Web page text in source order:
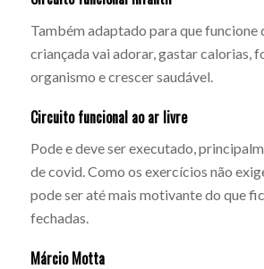
Também adaptado para que funcione
criançada vai adorar, gastar calorias,
organismo e crescer saudável.
Circuito funcional ao ar livre
Pode e deve ser executado,
de covid. Como os exercícios não
pode ser até mais motivante do que
fechadas.
Márcio Motta